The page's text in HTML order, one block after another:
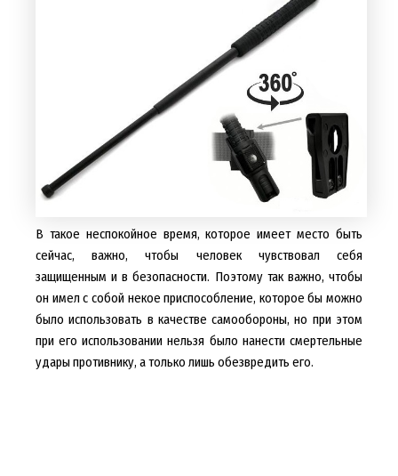
В такое неспокойное время, которое имеет место быть
сейчас, важно, чтобы человек чувствовал себя
защищенным и в безопасности. Поэтому так важно, чтобы
он имел с собой некое приспособление, которое бы можно
было использовать в качестве самообороны, но при этом
при его использовании нельзя было нанести смертельные
удары противнику, а только лишь обезвредить его.